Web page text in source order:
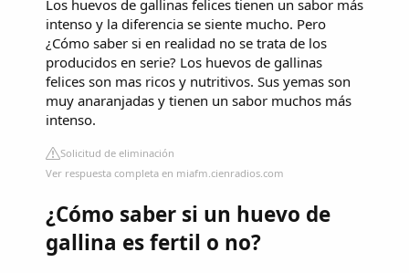
Los huevos de gallinas felices tienen un sabor más
intenso y la diferencia se siente mucho. Pero
¿Cómo saber si en realidad no se trata de los
producidos en serie? Los huevos de gallinas
felices son mas ricos y nutritivos. Sus yemas son
muy anaranjadas y tienen un sabor muchos más
intenso.
Solicitud de eliminación
Ver respuesta completa en miafm.cienradios.com
¿Cómo saber si un huevo de
gallina es fertil o no?